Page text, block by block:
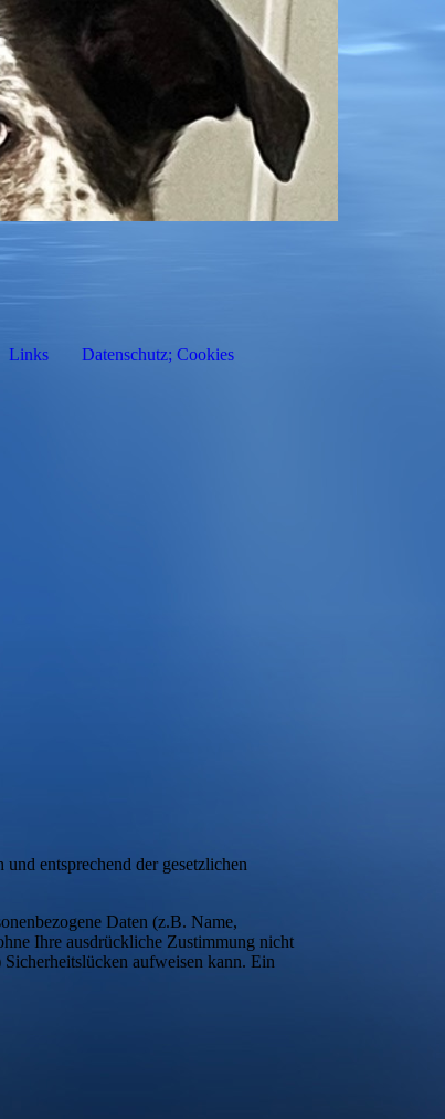
Links Datenschutz; Cookies
entsprechend der gesetzlichen
Daten (z.B. Name,
Ihre ausdrückliche Zustimmung nicht
aufweisen kann. Ein